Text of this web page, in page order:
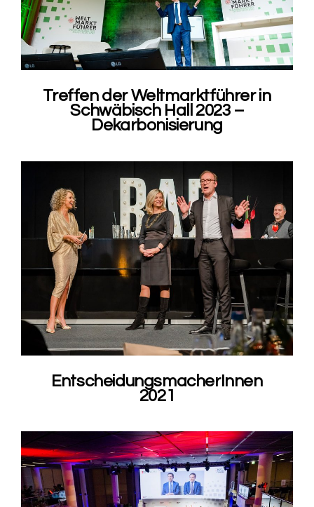
Treffen der Weltmarktführer in
Schwäbisch Hall 2023 –
Dekarbonisierung
EntscheidungsmacherInnen
2021